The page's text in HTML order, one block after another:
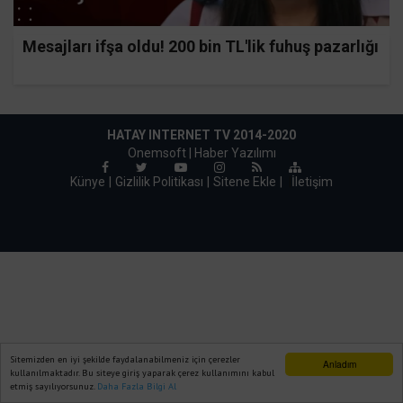
Anladım
Sitemizden en iyi şekilde faydalanabilmeniz için çerezler
kullanılmaktadır. Bu siteye giriş yaparak çerez kullanımını kabul
etmiş sayılıyorsunuz. Daha Fazla Bilgi Al
Mesajları ifşa oldu! 200 bin TL'lik fuhuş pazarlığı
HATAY INTERNET TV 2014-2020
Onemsoft |
Haber Yazılımı
Künye
Gizlilik Politikası Sitene Ekle İletişim
Ana Sayfa Web TV